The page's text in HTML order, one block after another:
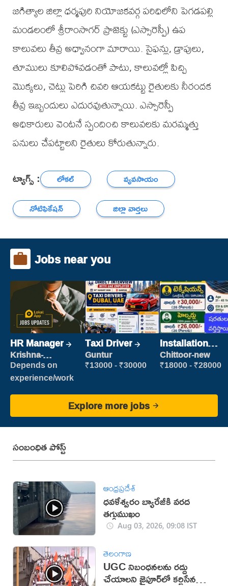
జగిత్యాల జిల్లా ధర్మపురి నియోజకవర్గ పరిధిలోని పెగడపల్లి
మండలంలో శ్రీరాంసాగర్ ప్రాజెక్టు (ఎస్సారెస్పీ) ఉప
కాలువలు తీవ్ర అధ్వానంగా మారాయి. సైఫన్లు, డ్రాపులు,
తూములు కూలిపోవడంతో పాటు, కాలువల్లో పిచ్చి
మొక్కలు, చెట్లు పెరిగి చివరి ఆయకట్టు రైతులకు నీరందక
తీవ్ర ఇబ్బందులు ఎదురవుతున్నాయి. ఎస్సారెస్పీ
అధికారులు వెంటనే స్పందించి కాలువలకు మరమ్మత్తు
పనులు చేపట్టాలని రైతులు కోరుతున్నారు.
ట్యాగ్స్ : లోకల్
వ్యవసాయం
నోటిఫికేషన్
జిల్లా వార్తలు
Jobs near you
HR Manager
Krishna-
vijayawada
Depends on
experience/work
Taxi Driver
Guntur
₹13000 - ₹30000
Installation
Engineer/
Helper
Chittoor-new
₹18000 - ₹28000
Explore more jobs
సంబంధిత పోస్ట్
ఆంధ్రప్రదేశ్
ధవళేశ్వరం బ్యారేజీకి వరద
తగ్గుముఖం
Aug 03, 2026, 09:08 IST
తెలంగాణ
UGC నిబంధనలను రద్దు
చేయాలని జైపూర్‌లో కర్ణిసేన